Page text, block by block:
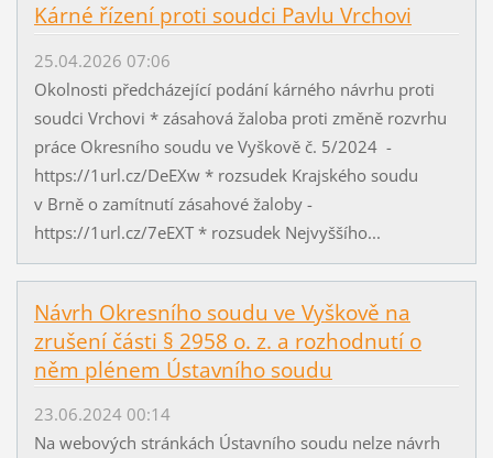
Kárné řízení proti soudci Pavlu Vrchovi
25.04.2026 07:06
Okolnosti předcházející podání kárného návrhu proti
soudci Vrchovi * zásahová žaloba proti změně rozvrhu
práce Okresního soudu ve Vyškově č. 5/2024 -
https://1url.cz/DeEXw * rozsudek Krajského soudu
v Brně o zamítnutí zásahové žaloby -
https://1url.cz/7eEXT * rozsudek Nejvyššího...
Návrh Okresního soudu ve Vyškově na
zrušení části § 2958 o. z. a rozhodnutí o
něm plénem Ústavního soudu
23.06.2024 00:14
Na webových stránkách Ústavního soudu nelze návrh